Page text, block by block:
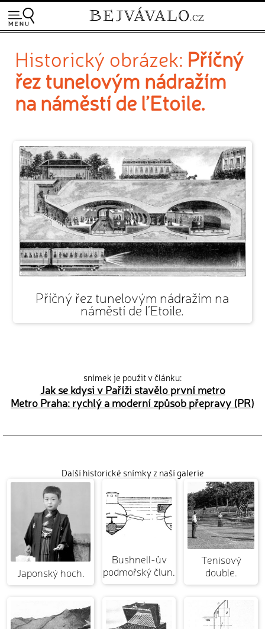
Historický obrázek: Příčný
řez tunelovým nádražím
na náměstí de l’Etoile.
Příčný řez tunelovým nádražím na
náměstí de l’Etoile.
snímek je použit v článku:
Jak se kdysi v Paříži stavělo první metro
Metro Praha: rychlý a moderní způsob přepravy (PR)
Další historické snímky z naší galerie
Japonský hoch.
Bushnell-ův
podmořský člun.
Tenisový
double.